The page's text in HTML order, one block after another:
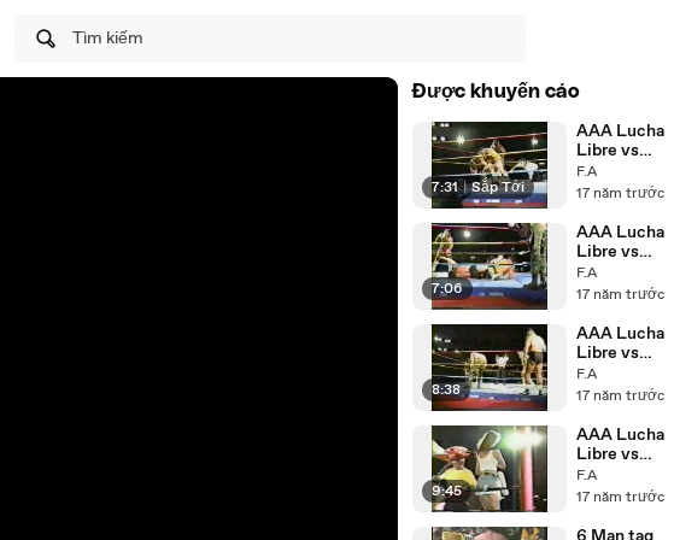
Tìm kiếm
Được khuyến cáo
7:31 | Sắp Tới
AAA Lucha
Libre vs
Wrestling
USA P4
F.A
17 năm trước
7:06
AAA Lucha
Libre vs
Wrestling
USA P3
F.A
17 năm trước
8:38
AAA Lucha
Libre vs
Wrestling
USA P2
F.A
17 năm trước
9:45
AAA Lucha
Libre vs
Wrestling
USA P1
F.A
17 năm trước